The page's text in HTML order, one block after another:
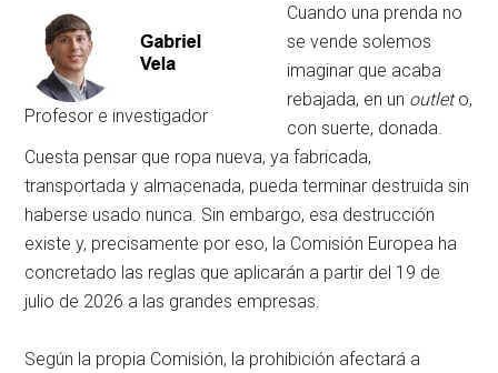
Profesor e investigador
Cuando una prenda no
se vende solemos
imaginar que acaba
rebajada, en un outleto,
con suerte, donada.
Cuesta pensar que ropa nueva, ya fabricada,
transportada y almacenada, pueda terminar destruida sin
haberse usado nunca. Sin embargo, esa destrucción
existe y, precisamente por eso, la Comisión Europea ha
concretado las reglas que aplicarán a partir del 19 de
julio de 2026 a las grandes empresas.
Según la propia Comisión, la prohibición afectará a